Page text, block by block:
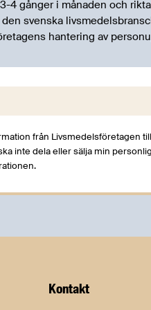
4 gånger i månaden och
svenska
hantering av
från Livsmedelsföretagen
inte dela eller sälja min
Kontakt